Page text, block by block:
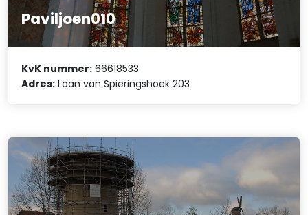
Paviljoen010
KvK nummer: 66618533
Adres: Laan van Spieringshoek 203